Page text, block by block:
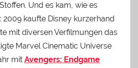
Und es kam, wie es
kaufte Disney kurzerhand
mit diversen Verfilmungen das
Marvel Cinematic Universe
mit Avengers: Endgame